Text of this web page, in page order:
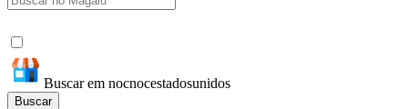
Buscar em nocnocestadosunidos
Buscar